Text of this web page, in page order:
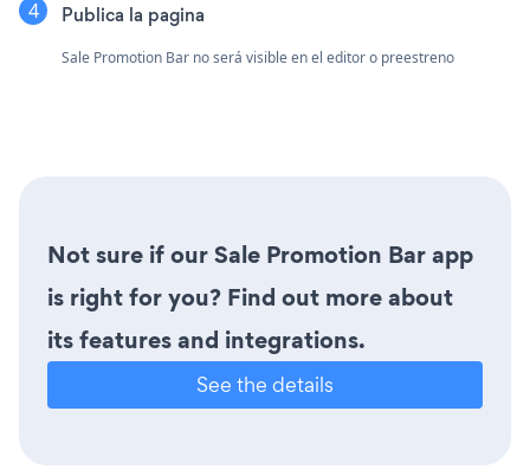
Publica la pagina
Sale Promotion Bar no será visible en el editor o preestreno
Not sure if our Sale Promotion Bar app
is right for you? Find out more about
its features and integrations.
See the details